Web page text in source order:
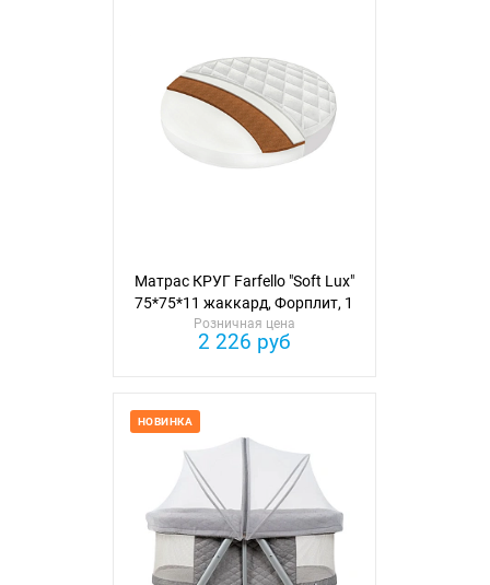
Матрас КРУГ Farfello "Soft Lux"
75*75*11 жаккард, Форплит, 1
сторона кокос
Розничная цена
2 226 руб
НОВИНКА